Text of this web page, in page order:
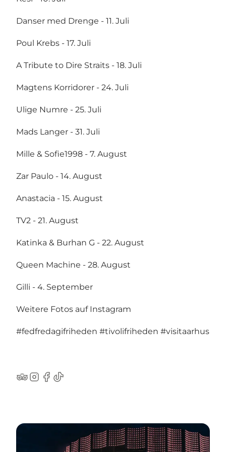
Danser med Drenge - 11. Juli
Poul Krebs - 17. Juli
A Tribute to Dire Straits - 18. Juli
Magtens Korridorer - 24. Juli
Ulige Numre - 25. Juli
Mads Langer - 31. Juli
Mille & Sofie1998 - 7. August
Zar Paulo - 14. August
Anastacia - 15. August
TV2 - 21. August
Katinka & Burhan G - 22. August
Queen Machine - 28. August
Gilli - 4. September
Weitere Fotos auf Instagram
#fedfredagifriheden #tivolifriheden #visitaarhus
TripAdvisor
Instagram
Facebook
TikTok